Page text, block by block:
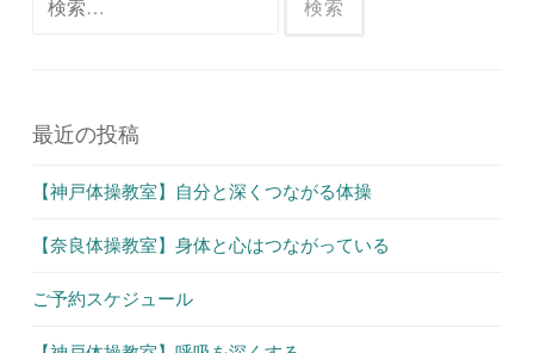
ゲ
ョ
最近の投稿
【神戸体操教室】自分と深くつながる体操
【奈良体操教室】身体と心はつながっている
ご予約スケジュール